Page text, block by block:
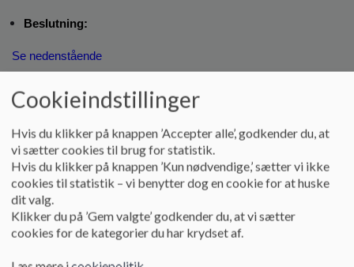
Beslutning:
Se nedenstående
Evt. korte kommentarer:
fokus og energi lægges? Der skal prioriteres. Mulige punkter
der skal prioriteres (på kommende møde):
Samarbejdet mellem forældreråd og skolebestyrelsen:
Afholdelse af temaaften
Aktivering af forældrerødder som ambassadører:
Cookieindstillinger
Hvis du klikker på knappen ’Accepter alle’, godkender du, at
vi sætter cookies til brug for statistik.
Hvis du klikker på knappen ’Kun nødvendige,’ sætter vi ikke
cookies til statistik – vi benytter dog en cookie for at huske
dit valg.
Klikker du på ’Gem valgte’ godkender du, at vi sætter
cookies for de kategorier du har krydset af.